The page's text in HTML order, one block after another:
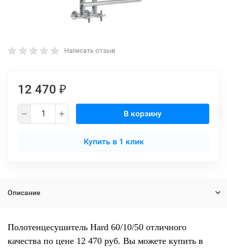
Написать отзыв
12 470 ₽
В корзину
Купить в 1 клик
Описание
Полотенцесушитель Hard 60/10/50 отличного
качества по цене 12 470 руб. Вы можете купить в